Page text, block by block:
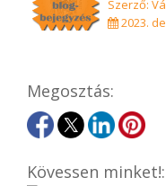
Szerző:
2023.
Megosztás:
Kövessen minket!: